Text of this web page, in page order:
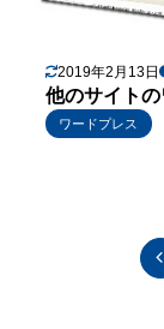
2019年2月13日
他のサイト
ワードプレス